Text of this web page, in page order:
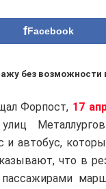
Facebook
без возможности
Форпост, 17
автобус,
что в